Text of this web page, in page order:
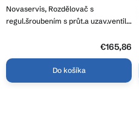
Novaservis, Rozdělovač s
regul.šroubením s průt.a uzav.ventily
€165,86
Do košíka